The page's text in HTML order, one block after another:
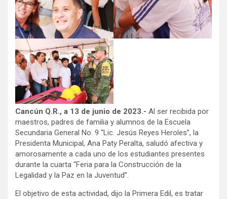
Cancún Q.R., a 13 de junio de 2023.- Al ser recibida por
maestros, padres de familia y alumnos de la Escuela
Secundaria General No. 9 “Lic. Jesús Reyes Heroles”, la
Presidenta Municipal, Ana Paty Peralta, saludó afectiva y
amorosamente a cada uno de los estudiantes presentes
durante la cuarta “Feria para la Construcción de la
Legalidad y la Paz en la Juventud”.
El objetivo de esta actividad, dijo la Primera Edil, es tratar